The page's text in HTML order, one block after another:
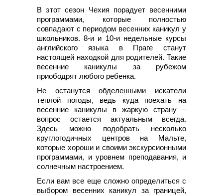
В этот сезон Чехия порадует весенними
программами, которые полностью
совпадают с периодом весенних каникул у
школьников. 8-и и 10-и недельные курсы
английского языка в Праге станут
настоящей находкой для родителей. Такие
весенние каникулы за рубежом
приободрят любого ребенка.
Не останутся обделенными искатели
теплой погоды, ведь куда поехать на
весенние каникулы в жаркую страну –
вопрос остается актуальным всегда.
Здесь можно подобрать несколько
круглогодичных центров на Мальте,
которые хороши и своими экскурсионными
программами, и уровнем преподавания, и
солнечным настроением.
Если вам все еще сложно определиться с
выбором весенних каникул за границей,